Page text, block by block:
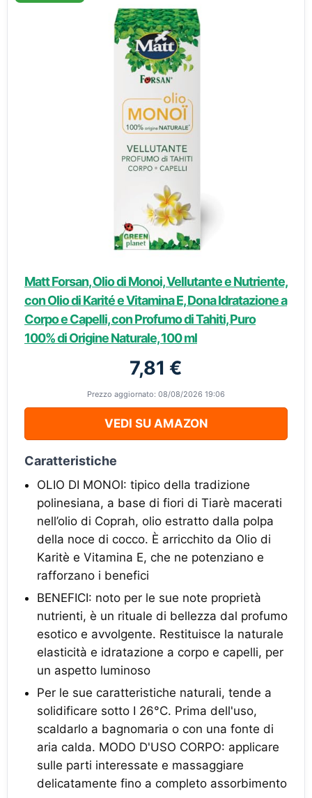
Matt Forsan, Olio di Monoi, Vellutante e Nutriente,
con Olio di Karité e Vitamina E, Dona Idratazione a
Corpo e Capelli, con Profumo di Tahiti, Puro
100% di Origine Naturale, 100 ml
7,81 €
Prezzo aggiornato: 08/08/2026 19:06
VEDI SU AMAZON
Caratteristiche
OLIO DI MONOI: tipico della tradizione
polinesiana, a base di fiori di Tiarè macerati
nell’olio di Coprah, olio estratto dalla polpa
della noce di cocco. È arricchito da Olio di
Karitè e Vitamina E, che ne potenziano e
rafforzano i benefici
BENEFICI: noto per le sue note proprietà
nutrienti, è un rituale di bellezza dal profumo
esotico e avvolgente. Restituisce la naturale
elasticità e idratazione a corpo e capelli, per
un aspetto luminoso
Per le sue caratteristiche naturali, tende a
solidificare sotto I 26°C. Prima dell'uso,
scaldarlo a bagnomaria o con una fonte di
aria calda. MODO D'USO CORPO: applicare
sulle parti interessate e massaggiare
delicatamente fino a completo assorbimento